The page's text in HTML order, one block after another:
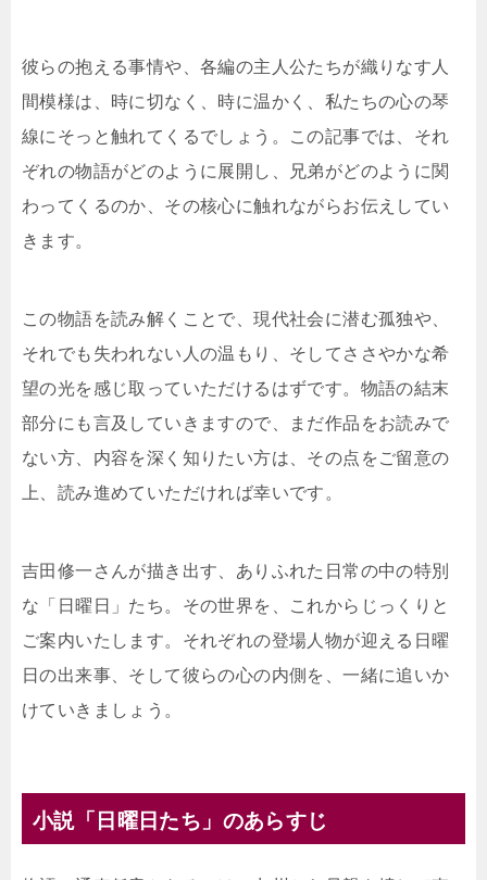
彼らの抱える事情や、各編の主人公たちが織りなす人
間模様は、時に切なく、時に温かく、私たちの心の琴
線にそっと触れてくるでしょう。この記事では、それ
ぞれの物語がどのように展開し、兄弟がどのように関
わってくるのか、その核心に触れながらお伝えしてい
きます。
この物語を読み解くことで、現代社会に潜む孤独や、
それでも失われない人の温もり、そしてささやかな希
望の光を感じ取っていただけるはずです。物語の結末
部分にも言及していきますので、まだ作品をお読みで
ない方、内容を深く知りたい方は、その点をご留意の
上、読み進めていただければ幸いです。
吉田修一さんが描き出す、ありふれた日常の中の特別
な「日曜日」たち。その世界を、これからじっくりと
ご案内いたします。それぞれの登場人物が迎える日曜
日の出来事、そして彼らの心の内側を、一緒に追いか
けていきましょう。
小説「日曜日たち」のあらすじ